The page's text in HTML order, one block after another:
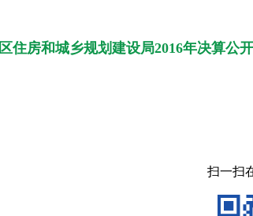
住房和城乡规划建设局2016年决算公
扫一扫